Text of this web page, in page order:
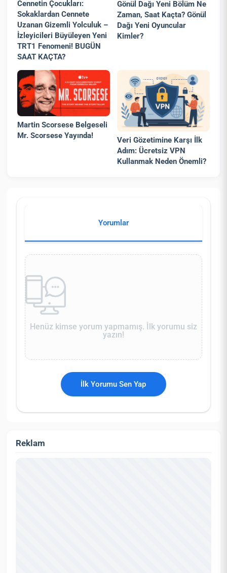
Cennetin Çocukları:
Sokaklardan Cennete
Uzanan Gizemli Yolculuk –
İzleyicileri Büyüleyen Yeni
TRT1 Fenomeni! BUGÜN
SAAT KAÇTA?
Gönül Dağı Yeni Bölüm Ne
Zaman, Saat Kaçta? Gönül
Dağı Yeni Oyuncular
Kimler?
Martin Scorsese Belgeseli
Mr. Scorsese Yayında!
Veri Gözetimine Karşı İlk
Adım: Ücretsiz VPN
Kullanmak Neden Önemli?
Yorumlar
Henüz kimse yorum yapmamış. İlk yorumu siz
yazın!
İlk Yorumu Sen Yap
Reklam